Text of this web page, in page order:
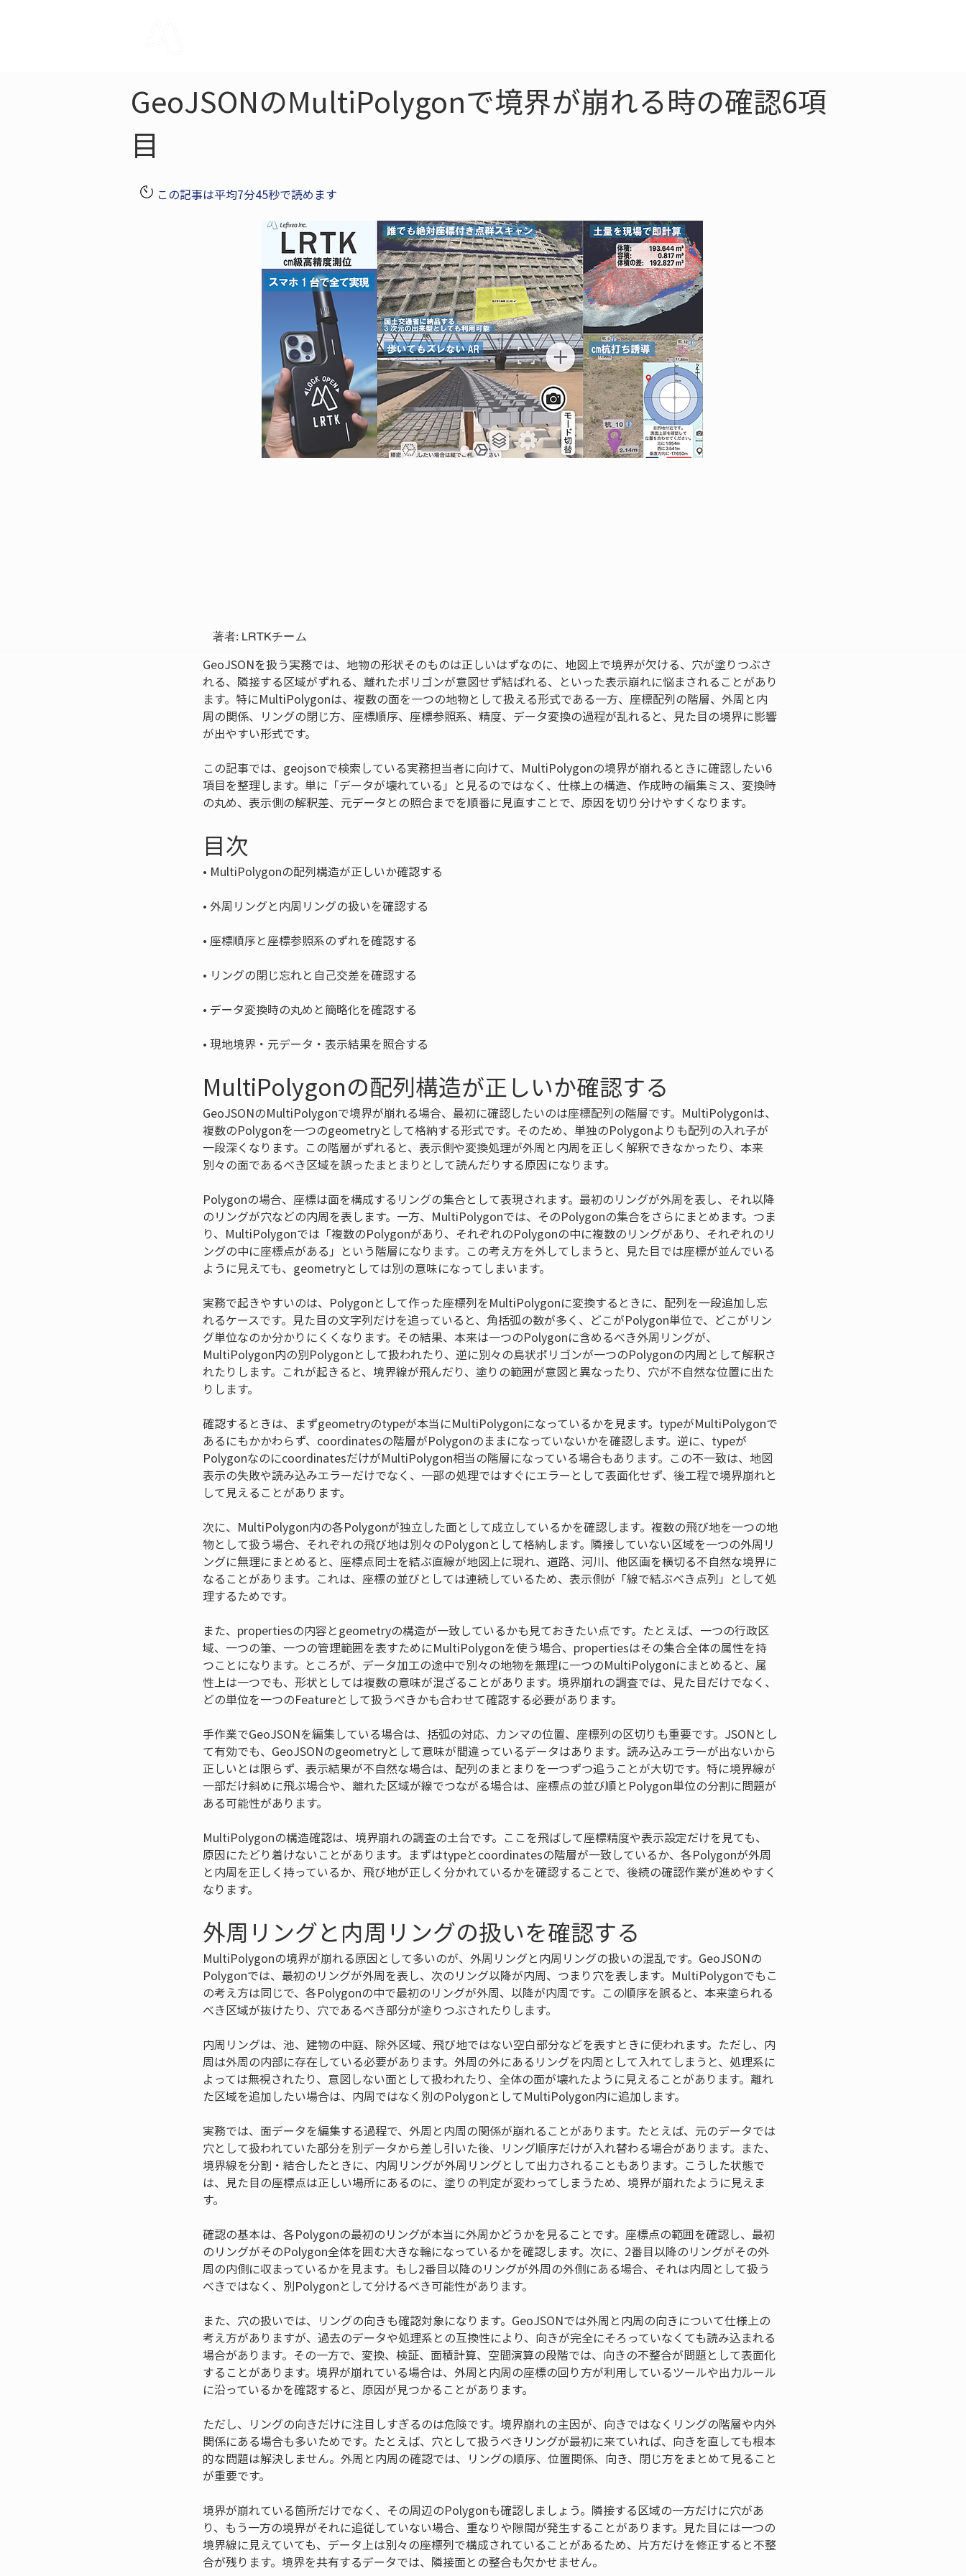
GeoJSONのMultiPolygonで境界が崩れる時の確認6項
目
この記事は平均7分45秒で読めます
著者: LRTKチーム
GeoJSONを扱う実務では、地物の形状そのものは正しいはずなのに、地図上で境界が欠ける、穴が塗りつぶさ
れる、隣接する区域がずれる、離れたポリゴンが意図せず結ばれる、といった表示崩れに悩まされることがあり
ます。特にMultiPolygonは、複数の面を一つの地物として扱える形式である一方、座標配列の階層、外周と内
周の関係、リングの閉じ方、座標順序、座標参照系、精度、データ変換の過程が乱れると、見た目の境界に影響
が出やすい形式です。
この記事では、geojsonで検索している実務担当者に向けて、MultiPolygonの境界が崩れるときに確認したい6
項目を整理します。単に「データが壊れている」と見るのではなく、仕様上の構造、作成時の編集ミス、変換時
の丸め、表示側の解釈差、元データとの照合までを順番に見直すことで、原因を切り分けやすくなります。
目次
•
•
•
•
•
• 現地境界・元データ・表示結果を照合する
MultiPolygonの配列構造が正しいか確認する
GeoJSONのMultiPolygonで境界が崩れる場合、最初に確認したいのは座標配列の階層です。MultiPolygonは、
複数のPolygonを一つのgeometryとして格納する形式です。そのため、単独のPolygonよりも配列の入れ子が
一段深くなります。この階層がずれると、表示側や変換処理が外周と内周を正しく解釈できなかったり、本来
別々の面であるべき区域を誤ったまとまりとして読んだりする原因になります。
Polygonの場合、座標は面を構成するリングの集合として表現されます。最初のリングが外周を表し、それ以降
のリングが穴などの内周を表します。一方、MultiPolygonでは、そのPolygonの集合をさらにまとめます。つま
り、MultiPolygonでは「複数のPolygonがあり、それぞれのPolygonの中に複数のリングがあり、それぞれのリ
ングの中に座標点がある」という階層になります。この考え方を外してしまうと、見た目では座標が並んでいる
ように見えても、geometryとしては別の意味になってしまいます。
実務で起きやすいのは、Polygonとして作った座標列をMultiPolygonに変換するときに、配列を一段追加し忘
れるケースです。見た目の文字列だけを追っていると、角括弧の数が多く、どこがPolygon単位で、どこがリン
グ単位なのか分かりにくくなります。その結果、本来は一つのPolygonに含めるべき外周リングが、
MultiPolygon内の別Polygonとして扱われたり、逆に別々の島状ポリゴンが一つのPolygonの内周として解釈さ
れたりします。これが起きると、境界線が飛んだり、塗りの範囲が意図と異なったり、穴が不自然な位置に出た
りします。
確認するときは、まずgeometryのtypeが本当にMultiPolygonになっているかを見ます。typeがMultiPolygonで
あるにもかかわらず、coordinatesの階層がPolygonのままになっていないかを確認します。逆に、typeが
PolygonなのにcoordinatesだけがMultiPolygon相当の階層になっている場合もあります。この不一致は、地図
表示の失敗や読み込みエラーだけでなく、一部の処理ではすぐにエラーとして表面化せず、後工程で境界崩れと
して見えることがあります。
次に、MultiPolygon内の各Polygonが独立した面として成立しているかを確認します。複数の飛び地を一つの地
物として扱う場合、それぞれの飛び地は別々のPolygonとして格納します。隣接していない区域を一つの外周リ
ングに無理にまとめると、座標点同士を結ぶ直線が地図上に現れ、道路、河川、他区画を横切る不自然な境界に
なることがあります。これは、座標の並びとしては連続しているため、表示側が「線で結ぶべき点列」として処
理するためです。
また、propertiesの内容とgeometryの構造が一致しているかも見ておきたい点です。たとえば、一つの行政区
域、一つの筆、一つの管理範囲を表すためにMultiPolygonを使う場合、propertiesはその集合全体の属性を持
つことになります。ところが、データ加工の途中で別々の地物を無理に一つのMultiPolygonにまとめると、属
性上は一つでも、形状としては複数の意味が混ざることがあります。境界崩れの調査では、見た目だけでなく、
どの単位を一つのFeatureとして扱うべきかも合わせて確認する必要があります。
手作業でGeoJSONを編集している場合は、括弧の対応、カンマの位置、座標列の区切りも重要です。JSONとし
て有効でも、GeoJSONのgeometryとして意味が間違っているデータはあります。読み込みエラーが出ないから
正しいとは限らず、表示結果が不自然な場合は、配列のまとまりを一つずつ追うことが大切です。特に境界線が
一部だけ斜めに飛ぶ場合や、離れた区域が線でつながる場合は、座標点の並び順とPolygon単位の分割に問題が
ある可能性があります。
MultiPolygonの構造確認は、境界崩れの調査の土台です。ここを飛ばして座標精度や表示設定だけを見ても、
原因にたどり着けないことがあります。まずはtypeとcoordinatesの階層が一致しているか、各Polygonが外周
と内周を正しく持っているか、飛び地が正しく分かれているかを確認することで、後続の確認作業が進めやすく
なります。
外周リングと内周リングの扱いを確認する
MultiPolygonの境界が崩れる原因として多いのが、外周リングと内周リングの扱いの混乱です。GeoJSONの
Polygonでは、最初のリングが外周を表し、次のリング以降が内周、つまり穴を表します。MultiPolygonでもこ
の考え方は同じで、各Polygonの中で最初のリングが外周、以降が内周です。この順序を誤ると、本来塗られる
べき区域が抜けたり、穴であるべき部分が塗りつぶされたりします。
内周リングは、池、建物の中庭、除外区域、飛び地ではない空白部分などを表すときに使われます。ただし、内
周は外周の内部に存在している必要があります。外周の外にあるリングを内周として入れてしまうと、処理系に
よっては無視されたり、意図しない面として扱われたり、全体の面が壊れたように見えることがあります。離れ
た区域を追加したい場合は、内周ではなく別のPolygonとしてMultiPolygon内に追加します。
実務では、面データを編集する過程で、外周と内周の関係が崩れることがあります。たとえば、元のデータでは
穴として扱われていた部分を別データから差し引いた後、リング順序だけが入れ替わる場合があります。また、
境界線を分割・結合したときに、内周リングが外周リングとして出力されることもあります。こうした状態で
は、見た目の座標点は正しい場所にあるのに、塗りの判定が変わってしまうため、境界が崩れたように見えま
す。
確認の基本は、各Polygonの最初のリングが本当に外周かどうかを見ることです。座標点の範囲を確認し、最初
のリングがそのPolygon全体を囲む大きな輪になっているかを確認します。次に、2番目以降のリングがその外
周の内側に収まっているかを見ます。もし2番目以降のリングが外周の外側にある場合、それは内周として扱う
べきではなく、別Polygonとして分けるべき可能性があります。
また、穴の扱いでは、リングの向きも確認対象になります。GeoJSONでは外周と内周の向きについて仕様上の
考え方がありますが、過去のデータや処理系との互換性により、向きが完全にそろっていなくても読み込まれる
場合があります。その一方で、変換、検証、面積計算、空間演算の段階では、向きの不整合が問題として表面化
することがあります。境界が崩れている場合は、外周と内周の座標の回り方が利用しているツールや出力ルール
に沿っているかを確認すると、原因が見つかることがあります。
ただし、リングの向きだけに注目しすぎるのは危険です。境界崩れの主因が、向きではなくリングの階層や内外
関係にある場合も多いためです。たとえば、穴として扱うべきリングが最初に来ていれば、向きを直しても根本
的な問題は解決しません。外周と内周の確認では、リングの順序、位置関係、向き、閉じ方をまとめて見ること
が重要です。
境界が崩れている箇所だけでなく、その周辺のPolygonも確認しましょう。隣接する区域の一方だけに穴があ
り、もう一方の境界がそれに追従していない場合、重なりや隙間が発生することがあります。見た目には一つの
境界線に見えていても、データ上は別々の座標列で構成されていることがあるため、片方だけを修正すると不整
合が残ります。境界を共有するデータでは、隣接面との整合も欠かせません。